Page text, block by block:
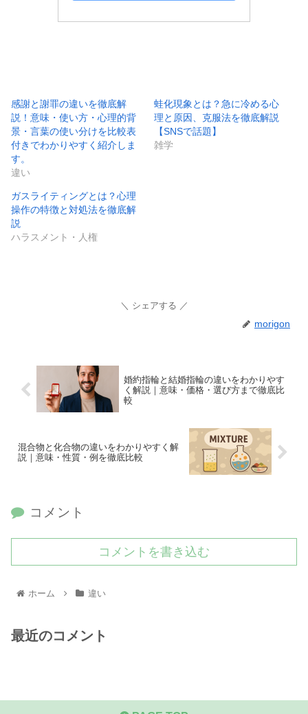
感謝と謝罪の違いを徹底解
説！意味・使い方・心理的背
景・言葉の使い分けを比較表
付きでわかりやすく紹介しま
す。
違い
蛙化現象とは？急に冷める心
理と原因、克服法を徹底解説
【SNSで話題】
雑学
ガスライティングとは？心理
操作の特徴と対処法を徹底解
説
ハラスメント・人権
シェアする
morigon
婚約指輪と結婚指輪の違いをわかりやす
く解説｜意味・価格・選び方まで徹底比
較
混合物と化合物の違いをわかりやすく解
説｜意味・性質・例を徹底比較
コメント
コメントを書き込む
ホーム 違い
最近のコメント